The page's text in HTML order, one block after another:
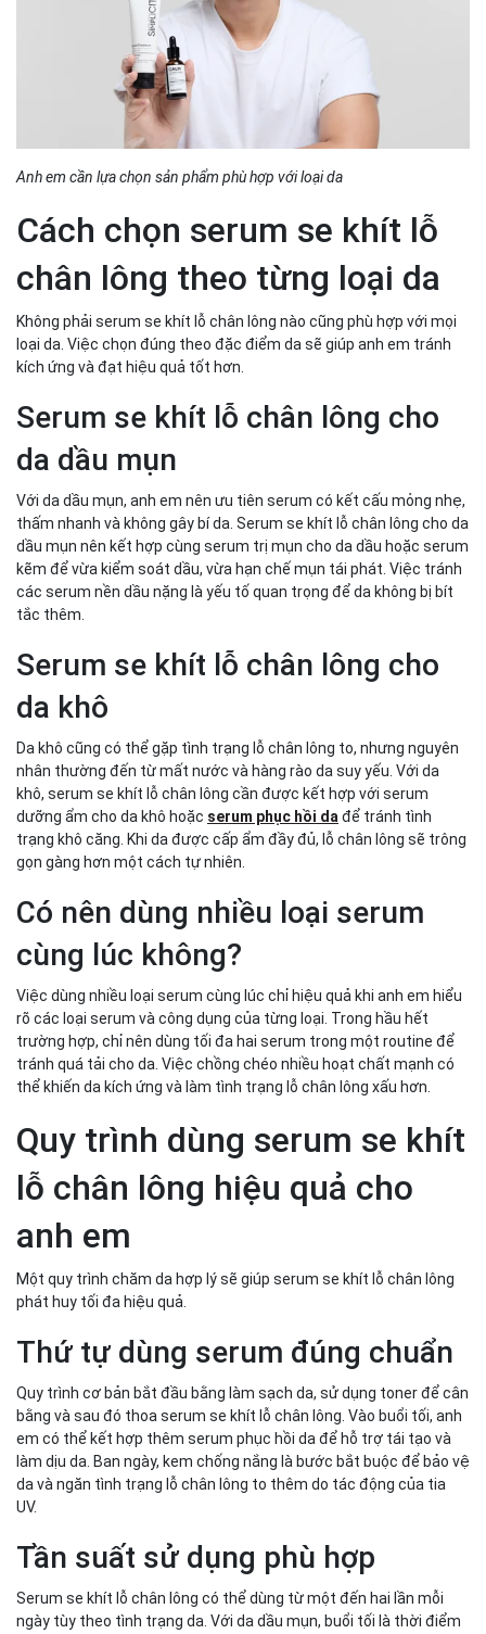
Anh em cần lựa chọn sản phẩm phù hợp với loại da
Cách chọn serum se khít lỗ
chân lông theo từng loại da
Không phải serum se khít lỗ chân lông nào cũng phù hợp với mọi
loại da. Việc chọn đúng theo đặc điểm da sẽ giúp anh em tránh
kích ứng và đạt hiệu quả tốt hơn.
Serum se khít lỗ chân lông cho
da dầu mụn
Với da dầu mụn, anh em nên ưu tiên serum có kết cấu mỏng nhẹ,
thấm nhanh và không gây bí da. Serum se khít lỗ chân lông cho da
dầu mụn nên kết hợp cùng serum trị mụn cho da dầu hoặc serum
kẽm để vừa kiểm soát dầu, vừa hạn chế mụn tái phát. Việc tránh
các serum nền dầu nặng là yếu tố quan trọng để da không bị bít
tắc thêm.
Serum se khít lỗ chân lông cho
da khô
Da khô cũng có thể gặp tình trạng lỗ chân lông to, nhưng nguyên
nhân thường đến từ mất nước và hàng rào da suy yếu. Với da
khô, serum se khít lỗ chân lông cần được kết hợp với serum
dưỡng ẩm cho da khô hoặc serum phục hồi da để tránh tình
trạng khô căng. Khi da được cấp ẩm đầy đủ, lỗ chân lông sẽ trông
gọn gàng hơn một cách tự nhiên.
Có nên dùng nhiều loại serum
cùng lúc không?
Việc dùng nhiều loại serum cùng lúc chỉ hiệu quả khi anh em hiểu
rõ các loại serum và công dụng của từng loại. Trong hầu hết
trường hợp, chỉ nên dùng tối đa hai serum trong một routine để
tránh quá tải cho da. Việc chồng chéo nhiều hoạt chất mạnh có
thể khiến da kích ứng và làm tình trạng lỗ chân lông xấu hơn.
Quy trình dùng serum se khít
lỗ chân lông hiệu quả cho
anh em
Một quy trình chăm da hợp lý sẽ giúp serum se khít lỗ chân lông
phát huy tối đa hiệu quả.
Thứ tự dùng serum đúng chuẩn
Quy trình cơ bản bắt đầu bằng làm sạch da, sử dụng toner để cân
bằng và sau đó thoa serum se khít lỗ chân lông. Vào buổi tối, anh
em có thể kết hợp thêm serum phục hồi da để hỗ trợ tái tạo và
làm dịu da. Ban ngày, kem chống nắng là bước bắt buộc để bảo vệ
da và ngăn tình trạng lỗ chân lông to thêm do tác động của tia
UV.
Tần suất sử dụng phù hợp
Serum se khít lỗ chân lông có thể dùng từ một đến hai lần mỗi
ngày tùy theo tình trạng da. Với da dầu mụn, buổi tối là thời điểm